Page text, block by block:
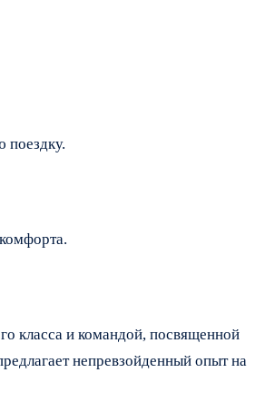
поездку.
класса и командой, посвященной
непревзойденный опыт на